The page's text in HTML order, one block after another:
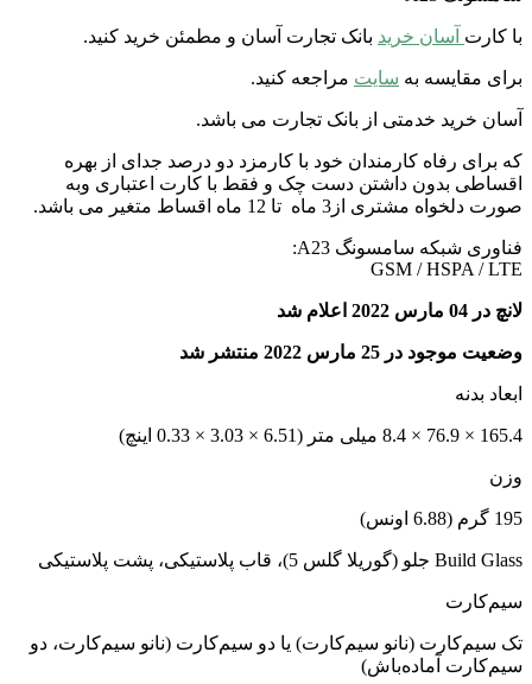
با کارت آسان خرید بانک تجارت آسان و مطمئن خرید کنید.
برای مقایسه به سایت مراجعه کنید.
آسان خرید خدمتی از بانک تجارت می باشد.
که برای رفاه کارمندان خود با کارمزد دو درصد جدای از بهره
اقساطی بدون داشتن دست چک و فقط با کارت اعتباری وبه
صورت دلخواه مشتری از3 ماه تا 12 ماه اقساط متغیر می باشد.
فناوری شبکه سامسونگ A23:
GSM / HSPA / LTE
لانچ در 04 مارس 2022 اعلام شد
وضعیت موجود در 25 مارس 2022 منتشر شد
ابعاد بدنه
165.4 × 76.9 × 8.4 میلی متر (6.51 × 3.03 × 0.33 اینچ)
وزن
195 گرم (6.88 اونس)
Build Glass جلو (گوریلا گلس 5)، قاب پلاستیکی، پشت پلاستیکی
سیم‌کارت
تک سیم‌کارت (نانو سیم‌کارت) یا دو سیم‌کارت (نانو سیم‌کارت، دو
سیم‌کارت آماده‌باش)